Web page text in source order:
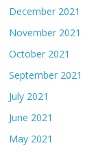
December 2021
November 2021
October 2021
September 2021
July 2021
June 2021
May 2021